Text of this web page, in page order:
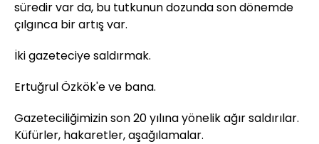
süredir var da, bu tutkunun dozunda son dönemde
çılgınca bir artış var.
İki gazeteciye saldırmak.
Ertuğrul Özkök'e ve bana.
Gazeteciliğimizin son 20 yılına yönelik ağır saldırılar.
Küfürler, hakaretler, aşağılamalar.